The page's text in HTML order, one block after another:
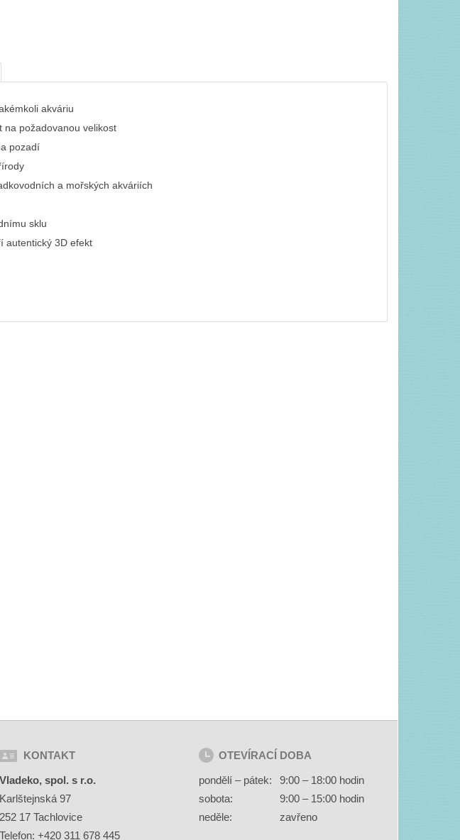
akváriu
na požadovanou velikost
pozadí
a mořských akváriích
sklu
autentický 3D efekt
KONTAKT
Vladeko, spol. s r.o.
Karlštejnská 97
252 17 Tachlovice
Telefon: +420 311 678 445
OTEVÍRACÍ DOBA
pondělí – pátek:
9:00 – 18:00 hodin
sobota:
9:00 – 15:00 hodin
neděle:
zavřeno